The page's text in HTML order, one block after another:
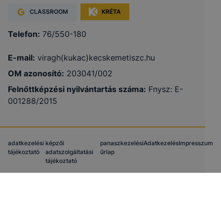
CLASSROOM KRÉTA
Telefon: 76/550-180
E-mail: viragh(kukac)kecskemetiszc.hu
OM azonosító: 203041/002
Felnőttképzési nyilvántartás száma: Fnysz: E-
001288/2015
adatkezelési
tájékoztató
képzői
adatszolgáltatási
tájékoztató
panaszkezelési
űrlap
AdatkezelésImpresszum